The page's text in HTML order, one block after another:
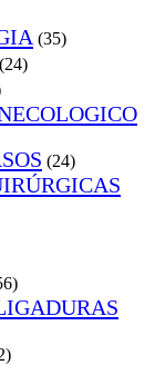
(35)
(24)
(24)